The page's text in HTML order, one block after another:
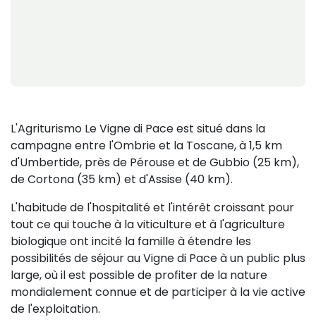
L'Agriturismo Le Vigne di Pace est situé dans la
campagne entre l'Ombrie et la Toscane, à 1,5 km
d'Umbertide, près de Pérouse et de Gubbio (25 km),
de Cortona (35 km) et d'Assise (40 km).
L'habitude de l'hospitalité et l'intérêt croissant pour
tout ce qui touche à la viticulture et à l'agriculture
biologique ont incité la famille à étendre les
possibilités de séjour au Vigne di Pace à un public plus
large, où il est possible de profiter de la nature
mondialement connue et de participer à la vie active
de l'exploitation.